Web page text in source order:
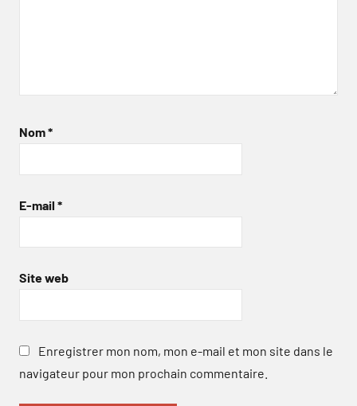
Nom*
E-mail *
Site web
Enregistrer mon nom, mon e-mail et mon site dans le
navigateur pour mon prochain commentaire.